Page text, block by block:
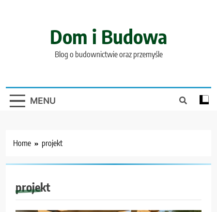
Dom i Budowa
Blog o budownictwie oraz przemyśle
MENU
Home projekt
projekt